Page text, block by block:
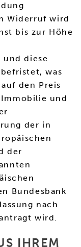
Widerruf wird
bis zur Höhe
und diese
was
den Preis
und
der in
der
Bundesbank
nach
wird.
IHREM